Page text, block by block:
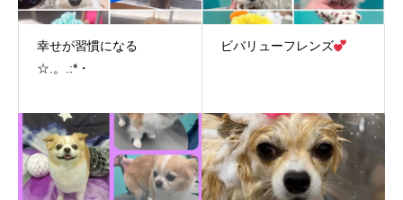
幸せが習慣になる
☆.。.:*・
ビバリューフレンズ